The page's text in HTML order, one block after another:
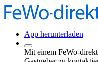
App herunterladen
Mit einem FeWo-